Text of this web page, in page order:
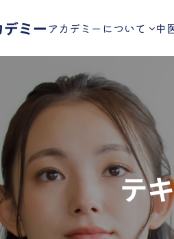
ミーアカデミーについて 中
テ